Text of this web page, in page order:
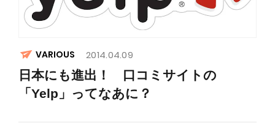
VARIOUS 2014.04.09
日本にも進出！ 口コミサイトの
「Yelp」ってなあに？